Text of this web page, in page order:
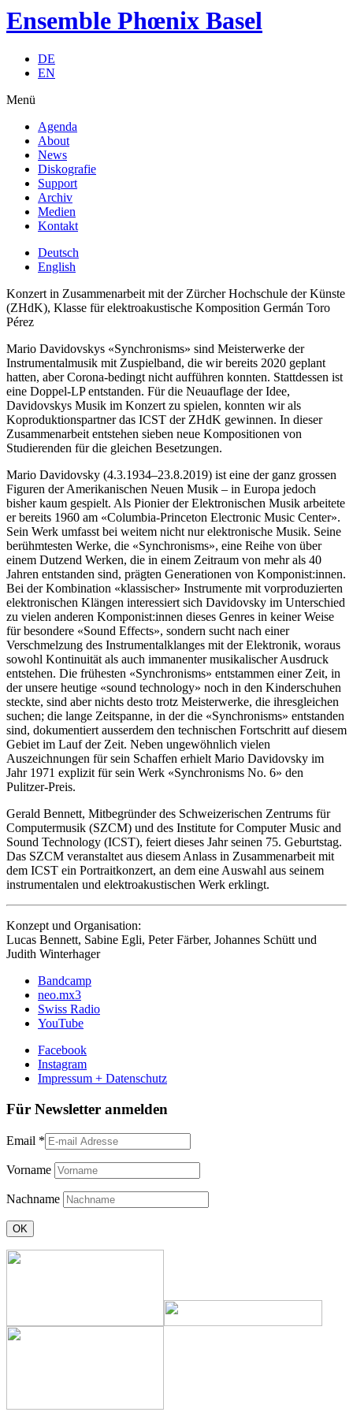
Ensemble Phœnix Basel
DE
EN
Menü
Agenda
About
News
Diskografie
Support
Archiv
Medien
Kontakt
Deutsch
English
Konzert in Zusammenarbeit mit der Zürcher Hochschule der Künste
(ZHdK), Klasse für elektroakustische Komposition Germán Toro
Pérez
Mario Davidovskys «Synchronisms» sind Meisterwerke der
Instrumentalmusik mit Zuspielband, die wir bereits 2020 geplant
hatten, aber Corona-bedingt nicht aufführen konnten. Stattdessen ist
eine Doppel-LP entstanden. Für die Neuauflage der Idee,
Davidovskys Musik im Konzert zu spielen, konnten wir als
Koproduktionspartner das ICST der ZHdK gewinnen. In dieser
Zusammenarbeit entstehen sieben neue Kompositionen von
Studierenden für die gleichen Besetzungen.
Mario Davidovsky (4.3.1934–23.8.2019) ist eine der ganz grossen
Figuren der Amerikanischen Neuen Musik – in Europa jedoch
bisher kaum gespielt. Als Pionier der Elektronischen Musik arbeitete
er bereits 1960 am «Columbia-Princeton Electronic Music Center».
Sein Werk umfasst bei weitem nicht nur elektronische Musik. Seine
berühmtesten Werke, die «Synchronisms», eine Reihe von über
einem Dutzend Werken, die in einem Zeitraum von mehr als 40
Jahren entstanden sind, prägten Generationen von Komponist:innen.
Bei der Kombination «klassischer» Instrumente mit vorproduzierten
elektronischen Klängen interessiert sich Davidovsky im Unterschied
zu vielen anderen Komponist:innen dieses Genres in keiner Weise
für besondere «Sound Effects», sondern sucht nach einer
Verschmelzung des Instrumentalklanges mit der Elektronik, woraus
sowohl Kontinuität als auch immanenter musikalischer Ausdruck
entstehen. Die frühesten «Synchronisms» entstammen einer Zeit, in
der unsere heutige «sound technology» noch in den Kinderschuhen
steckte, sind aber nichts desto trotz Meisterwerke, die ihresgleichen
suchen; die lange Zeitspanne, in der die «Synchronisms» entstanden
sind, dokumentiert ausserdem den technischen Fortschritt auf diesem
Gebiet im Lauf der Zeit. Neben ungewöhnlich vielen
Auszeichnungen für sein Schaffen erhielt Mario Davidovsky im
Jahr 1971 explizit für sein Werk «Synchronisms No. 6» den
Pulitzer-Preis.
Gerald Bennett, Mitbegründer des Schweizerischen Zentrums für
Computermusik (SZCM) und des Institute for Computer Music and
Sound Technology (ICST), feiert dieses Jahr seinen 75. Geburtstag.
Das SZCM veranstaltet aus diesem Anlass in Zusammenarbeit mit
dem ICST ein Portraitkonzert, an dem eine Auswahl aus seinem
instrumentalen und elektroakustischen Werk erklingt.
Konzept und Organisation:
Lucas Bennett, Sabine Egli, Peter Färber, Johannes Schütt und
Judith Winterhager
Bandcamp
neo.mx3
Swiss Radio
YouTube
Facebook
Instagram
Impressum + Datenschutz
Für Newsletter anmelden
Email *
Vorname
Nachname
Constant
this
field